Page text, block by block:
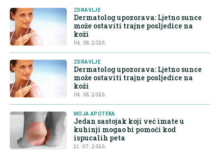
ZDRAVLJE
Dermatolog upozorava: Ljetno sunce
može ostaviti trajne posljedice na
koži
04. 08. 2026.
ZDRAVLJE
Dermatolog upozorava: Ljetno sunce
može ostaviti trajne posljedice na
koži
04. 08. 2026.
MOJA APOTEKA
Jedan sastojak koji već imate u
kuhinji mogao bi pomoći kod
ispucalih peta
21. 07. 2026.